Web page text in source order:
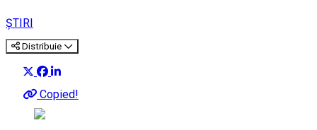
ȘTIRI
Distribuie
Copied!